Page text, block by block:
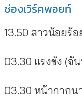
ช่องเวิร์คพอยท์
13.50 สาวน้อยร้
03.30 แรงชัง (จั
03.30 หน้ากากน